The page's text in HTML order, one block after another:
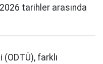
tarihler arasında
farklı